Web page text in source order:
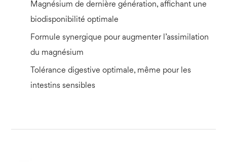
Magnésium de dernière génération, affichant une
biodisponibilité optimale
Formule synergique pour augmenter l’assimilation
du magnésium
Tolérance digestive optimale, même pour les
intestins sensibles